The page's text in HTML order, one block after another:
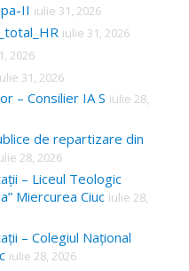
II iulie 31, 2026
iulie 31, 2026
2026
31, 2026
– Consilier IA S iulie 28,
de repartizare din
28, 2026
– Liceul Teologic
Miercurea Ciuc iulie 28,
– Colegiul Național
iulie 28, 2026